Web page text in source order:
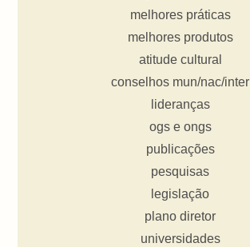
melhores práticas
melhores produtos
atitude cultural
conselhos mun/nac/inter
lideranças
ogs e ongs
publicações
pesquisas
legislação
plano diretor
universidades